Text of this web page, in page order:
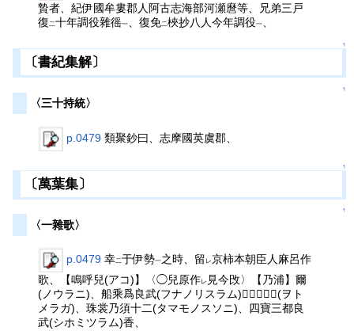
贄者、紀伊國牟婁郡人阿古志海部河瀬麿等、兄弟三戸
復 二十年調役雜徭一 、復免二梜抄八人今年調役一
↑
〔書紀集解〕
↑
〈三十持統〉
p.0479 類聚鈔曰、志摩國英虞郡、
↑
〔萬葉集〕
↑
〈一雜歌〉
p.0479 幸二于伊勢一之時、留 レ京柿本朝臣人麻呂作
歌、【鳴呼兒(アコ)】〈◯兒原作レ 見今攺〉【乃浦】爾
(ノウラニ)、船乘爲良武(フナノリスラム)、𡢳嬬等之(ヲト
メラガ)、珠裳乃須十二(タマモノスソニ)、四寶三都良
武(シホミツラム)香、